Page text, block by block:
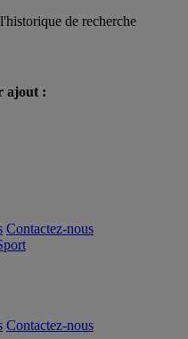
de recherche
ajout :
Contactez-nous
Contactez-nous